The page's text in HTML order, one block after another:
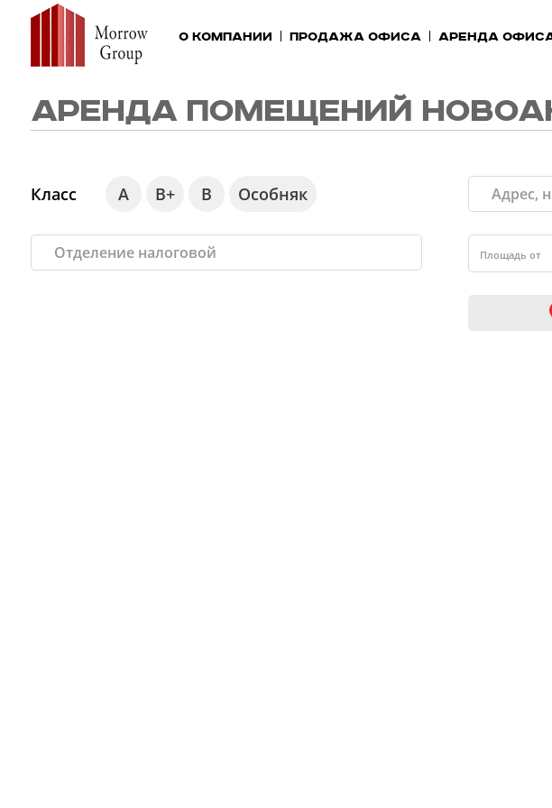
О компании Продажа офиса Аренда
АРЕНДА ПОМЕЩЕНИЙ
Класс А В+ В Особняк